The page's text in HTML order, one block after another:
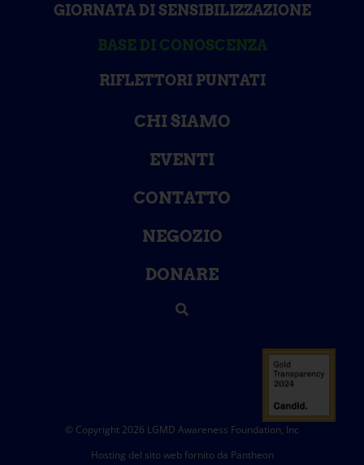
GIORNATA DI SENSIBILIZZAZIONE
BASE DI CONOSCENZA
RIFLETTORI PUNTATI
CHI SIAMO
EVENTI
CONTATTO
NEGOZIO
DONARE
© Copyright 2026 LGMD Awareness Foundation, Inc
Hosting del sito web fornito da Pantheon